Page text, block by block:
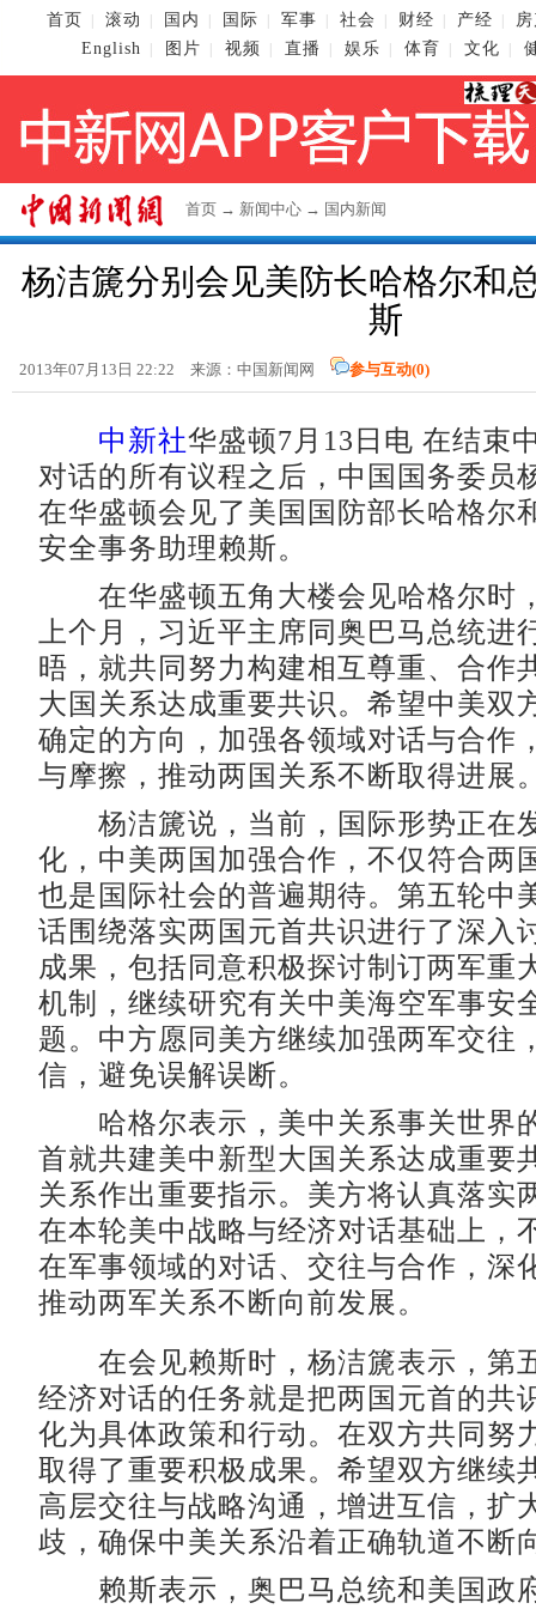
首页 滚动 国内 国际 军事 社会 财经 产经
English
图片 视频 直播 娱乐 体育 文化
首页 → 新闻中心 → 国内新闻
杨洁篪分别会见美防长哈格尔和
斯
2013年07月13日 22:22 来源： 中国新闻网 参与互动(0)
中新社华盛顿7月13日电 在结束
对话的所有议程之后，中国国务委员
在华盛顿会见了美国国防部长哈格尔
安全事务助理赖斯。
在华盛顿五角大楼会见哈格尔时
上个月，习近平主席同奥巴马总统进
晤，就共同努力构建相互尊重、合作
大国关系达成重要共识。希望中美双
确定的方向，加强各领域对话与合作
与摩擦，推动两国关系不断取得进展
杨洁篪说，当前，国际形势正在
化，中美两国加强合作，不仅符合两
也是国际社会的普遍期待。第五轮中
话围绕落实两国元首共识进行了深入
成果，包括同意积极探讨制订两军重
机制，继续研究有关中美海空军事安
题。中方愿同美方继续加强两军交往
信，避免误解误断。
哈格尔表示，美中关系事关世界
首就共建美中新型大国关系达成重要
关系作出重要指示。美方将认真落实
在本轮美中战略与经济对话基础上，
在军事领域的对话、交往与合作，深
推动两军关系不断向前发展。
在会见赖斯时，杨洁篪表示，第
经济对话的任务就是把两国元首的共
化为具体政策和行动。在双方共同努
取得了重要积极成果。希望双方继续
高层交往与战略沟通，增进互信，扩
歧，确保中美关系沿着正确轨道不断
赖斯表示，奥巴马总统和美国政